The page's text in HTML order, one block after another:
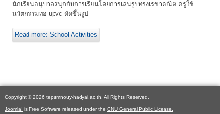
นักเรียนอนุบาลสนุกกับการเรียนโดยการเล่นรูปทรงเรขาคณิต ครูใช้
นวัตกรรมท่อ upvc ดัดขึ้นรูป
Read more: School Activities
Copyright © 2026 tepumnouy-hadyai.ac.th. All Rights Reserved.
Joomla! is Free Software released under the GNU General Public License.